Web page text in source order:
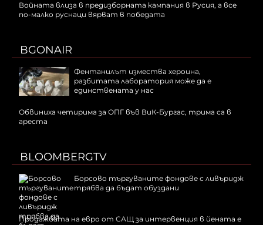
Войната влиза в предизборната кампания в Русия, а все
по-малко руснаци вярват в победата
BGONAIR
Фентанилът измества хероина,
разбитата лаборатория може да е
единствената у нас
Обвиниха четирима за ОПГ във ВиК-Бургас, трима са в
ареста
BLOOMBERGTV
Борсово търгуваните фондове с ливъридж
трябва да бъдат обуздани
Продажбата на евро от САЩ за интервенция в йената е